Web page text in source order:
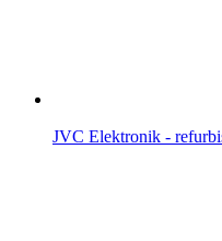
JVC Elektronik -